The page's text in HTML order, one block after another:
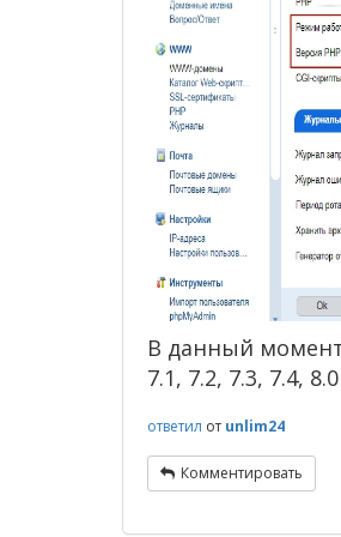
В данный момент
7.1, 7.2, 7.3, 7.4, 8.0
ответил от unlim24
Комментировать